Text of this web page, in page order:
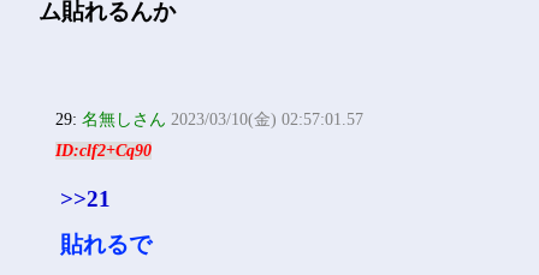
ム貼れるんか
29:名無しさん 2023/03/10(金) 02:57:01.57
ID:clf2+Cq90
>>21
貼れるで